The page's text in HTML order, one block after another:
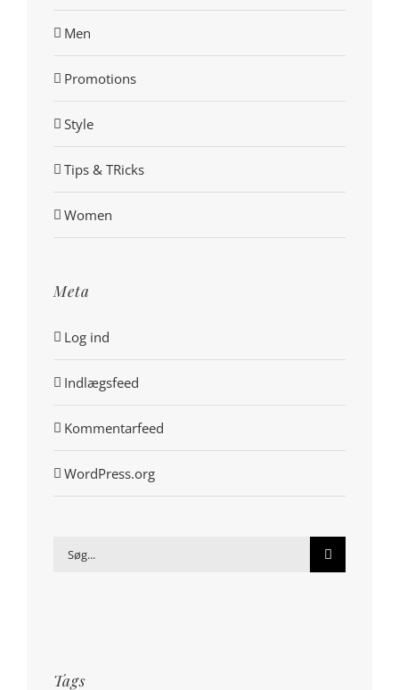
Men
Promotions
Style
Tips & TRicks
Women
Meta
Log ind
Indlægsfeed
Kommentarfeed
WordPress.org
Søg
Tags